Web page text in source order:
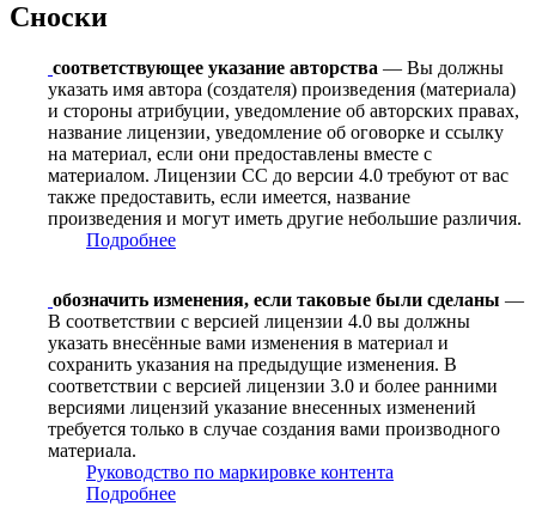
Сноски
соответствующее указание авторства — Вы должны
указать имя автора (создателя) произведения (материала)
и стороны атрибуции, уведомление об авторских правах,
название лицензии, уведомление об оговорке и ссылку
на материал, если они предоставлены вместе с
материалом. Лицензии CC до версии 4.0 требуют от вас
также предоставить, если имеется, название
произведения и могут иметь другие небольшие различия.
Подробнее
обозначить изменения, если таковые были сделаны —
В соответствии с версией лицензии 4.0 вы должны
указать внесённые вами изменения в материал и
сохранить указания на предыдущие изменения. В
соответствии с версией лицензии 3.0 и более ранними
версиями лицензий указание внесенных изменений
требуется только в случае создания вами производного
материала.
Руководство по маркировке контента
Подробнее